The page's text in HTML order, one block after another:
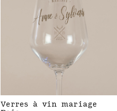
Verres à vin mariage